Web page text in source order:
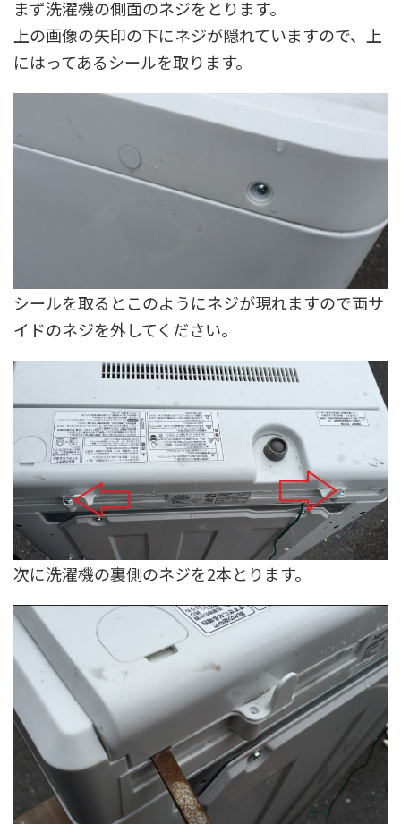
まず洗濯機の側面のネジをとります。
上の画像の矢印の下にネジが隠れていますので、上
にはってあるシールを取ります。
シールを取るとこのようにネジが現れますので両サ
イドのネジを外してください。
次に洗濯機の裏側のネジを2本とります。